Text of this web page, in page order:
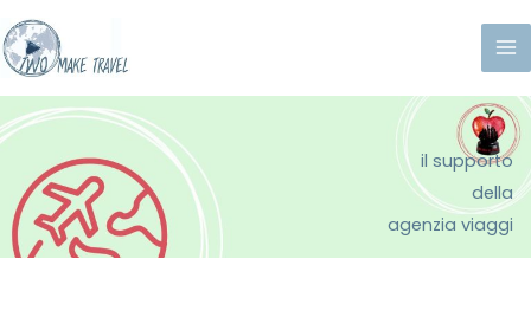
Vai
al
contenuto
il supporto
della
agenzia viaggi